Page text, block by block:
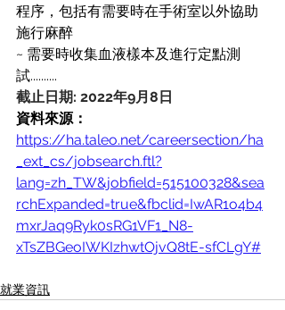
程序，包括有需要時在手術室以外協助
施行麻醉
~ 需要時收集血液樣本及進行定點測
試..........
截止日期: 2022年9月8日
資料來源：
https://ha.taleo.net/careersection/ha
_ext_cs/jobsearch.ftl?
lang=zh_TW&jobfield=515100328&sea
rchExpanded=true&fbclid=IwAR1o4b4
mxrJaq9Ryk0sRG1VF1_N8-
xTsZBGeoIWKIzhwtOjvQ8tE-sfCLgY#
就業資訊